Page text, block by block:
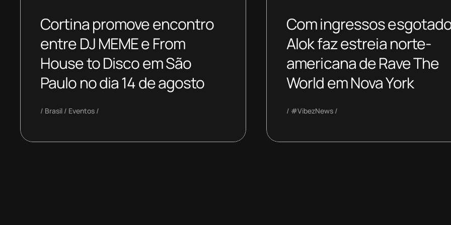
Cortina promove encontro
entre DJ MEME e From
House to Disco em São
Paulo no dia 14 de agosto
Brasil Eventos
Com ingressos
Alok faz estreia norte-
americana de Rave The
World em Nova York
#VibezNews